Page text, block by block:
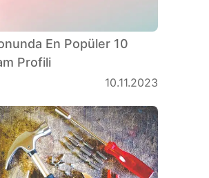
En Popüler 10
Profili
10.11.2023